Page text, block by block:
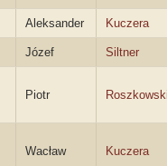
Aleksander Kuczera
Józef Siltner
Piotr
Wacław Kuczera